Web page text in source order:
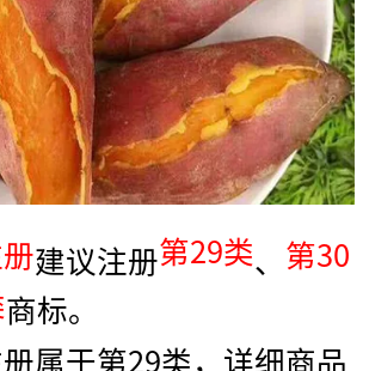
建议注册第29类、 第30
商标。
属于第29类，详细商品